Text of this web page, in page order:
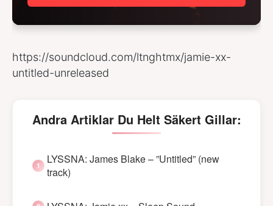
https://soundcloud.com/ltnghtmx/jamie-xx-
untitled-unreleased
Andra Artiklar Du Helt Säkert Gillar:
LYSSNA: James Blake – ”Untitled” (new
track)